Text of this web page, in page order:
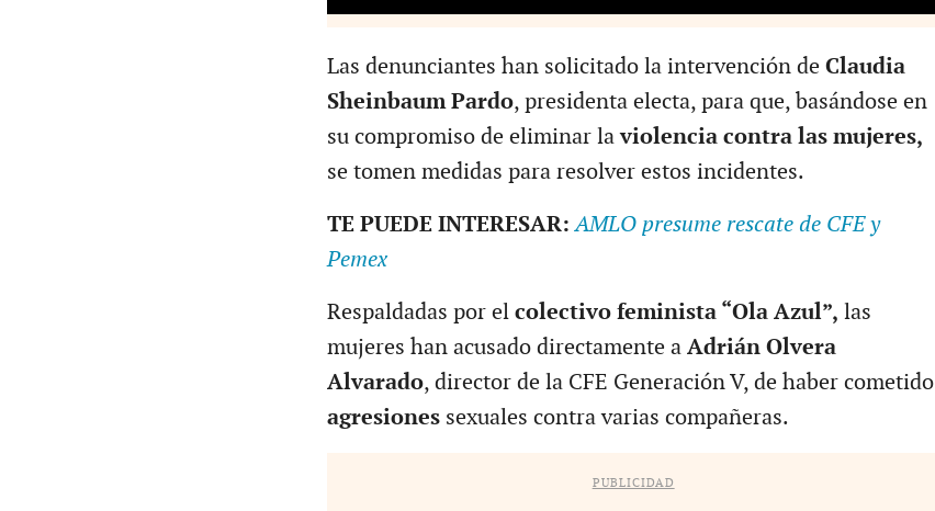
Las denunciantes han solicitado la intervención de Claudia
Sheinbaum Pardo, presidenta electa, para que, basándose en
su compromiso de eliminar laviolencia contra las mujeres,
se tomen medidas para resolver estos incidentes.
TE PUEDE INTERESAR:AMLO presume rescate de CFE y
Pemex
Respaldadas por elcolectivo feminista “Ola Azul”, las
mujeres han acusado directamente aAdrián Olvera
Alvarado, director de la CFE Generación V, de haber cometido
agresiones sexuales contra varias compañeras.
PUBLICIDAD